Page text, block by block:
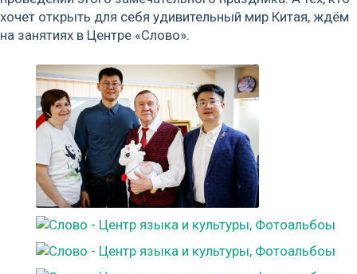
хочет открыть для себя удивительный мир Китая, ждём
на занятиях в Центре «Слово».